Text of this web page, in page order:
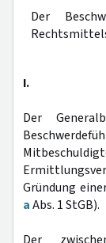
Der
I.
Der
Gründung
aAbs. 1 StGB).